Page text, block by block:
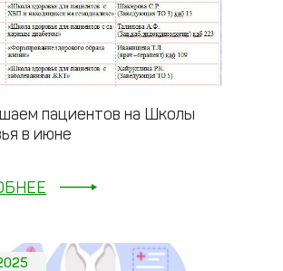
пациентов на Школы
в июне